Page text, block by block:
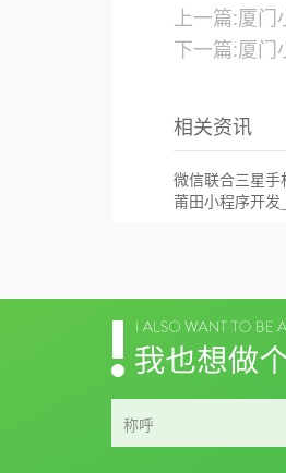
上一篇:厦
下一篇:厦门
相关资讯
莆田小程序开
称呼